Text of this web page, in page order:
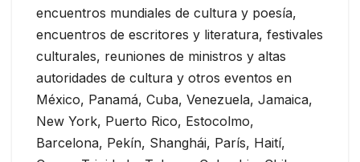
encuentros mundiales de cultura y poesía,
encuentros de escritores y literatura, festivales
culturales, reuniones de ministros y altas
autoridades de cultura y otros eventos en
México, Panamá, Cuba, Venezuela, Jamaica,
New York, Puerto Rico, Estocolmo,
Barcelona, Pekín, Shanghái, París, Haití,